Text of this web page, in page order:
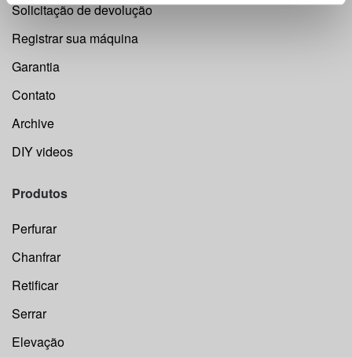
Solicitação de devolução
Registrar sua máquina
Garantia
Contato
Archive
DIY videos
Produtos
Perfurar
Chanfrar
Retificar
Serrar
Elevação